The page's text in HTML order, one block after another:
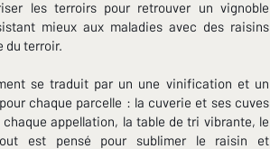
les terroirs pour retrouver un vignoble
mieux aux maladies avec des raisins
du terroir.
se traduit par un une vinification et un
chaque parcelle : la cuverie et ses cuves
appellation, la table de tri vibrante, le
est pensé pour sublimer le raisin et